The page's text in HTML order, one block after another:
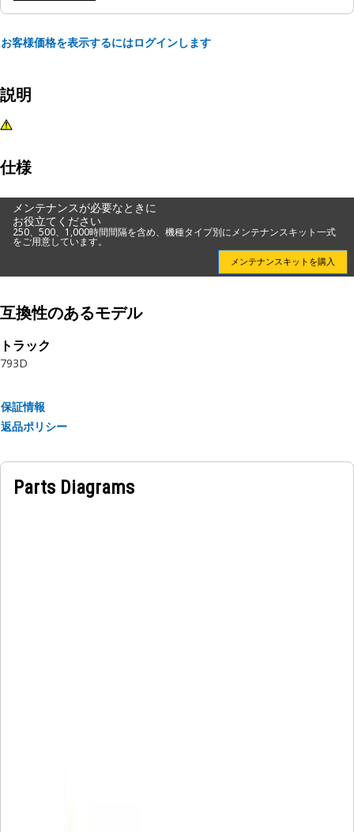
お客様価格を表示するにはログインします
説明
仕様
メンテナンスが必要なときに
お役立てください
250、500、1,000時間間隔を含め、機種タイプ別にメンテナンスキット一式
をご用意しています。
メンテナンスキットを購入
互換性のあるモデル
トラック
793D
保証情報
返品ポリシー
Parts Diagrams